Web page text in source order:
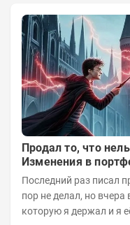
Продал то, что
Изменения в
Последний раз писал про портфель 30 июня и сделок с тех
пор не делал, но
которую я держал и я её